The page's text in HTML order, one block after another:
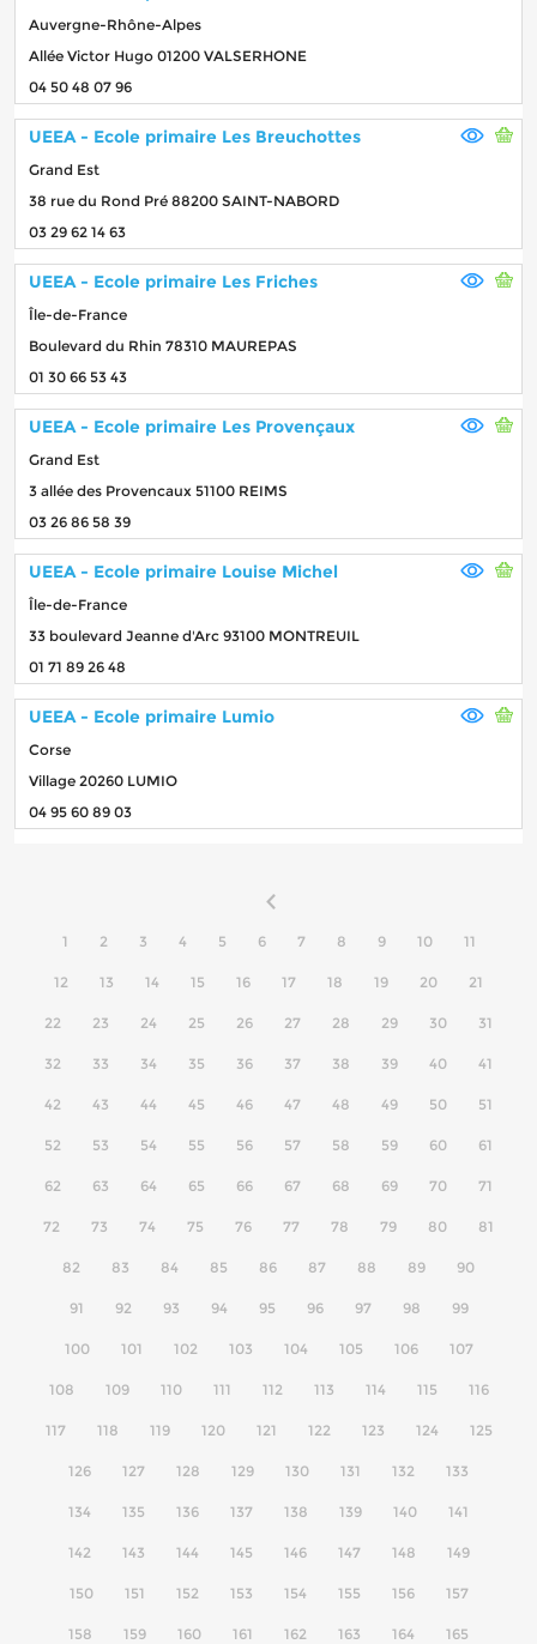
Auvergne-Rhône-Alpes
Allée Victor Hugo 01200 VALSERHONE
04 50 48 07 96
UEEA - Ecole primaire Les Breuchottes
Grand Est
38 rue du Rond Pré 88200 SAINT-NABORD
03 29 62 14 63
UEEA - Ecole primaire Les Friches
Île-de-France
Boulevard du Rhin 78310 MAUREPAS
01 30 66 53 43
UEEA - Ecole primaire Les Provençaux
Grand Est
3 allée des Provencaux 51100 REIMS
03 26 86 58 39
UEEA - Ecole primaire Louise Michel
Île-de-France
33 boulevard Jeanne d'Arc 93100 MONTREUIL
01 71 89 26 48
UEEA - Ecole primaire Lumio
Corse
Village 20260 LUMIO
04 95 60 89 03
1 2 3 4 5 6 7 8 9 10 11
12 13 14 15 16 17 18 19 20 21
22 23 24 25 26 27 28 29 30 31
32 33 34 35 36 37 38 39 40 41
42 43 44 45 46 47 48 49 50 51
52 53 54 55 56 57 58 59 60 61
62 63 64 65 66 67 68 69 70 71
72 73 74 75 76 77 78 79 80 81
82 83 84 85 86 87 88 89 90
91 92 93 94 95 96 97 98 99
100 101 102 103 104 105 106 107
108 109 110 111 112 113 114 115 116
117 118 119 120 121 122 123 124 125
126 127 128 129 130 131 132 133
134 135 136 137 138 139 140 141
142 143 144 145 146 147 148 149
150 151 152 153 154 155 156 157
158 159 160 161 162 163 164 165